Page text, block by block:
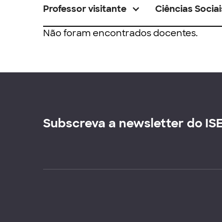
Professor visitante Ciências
Não foram encontrados docentes.
Subscreva a newsletter do